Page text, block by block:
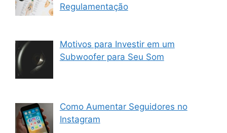
Regulamentação
Motivos para Investir em um
Subwoofer para Seu Som
Como Aumentar Seguidores no
Instagram